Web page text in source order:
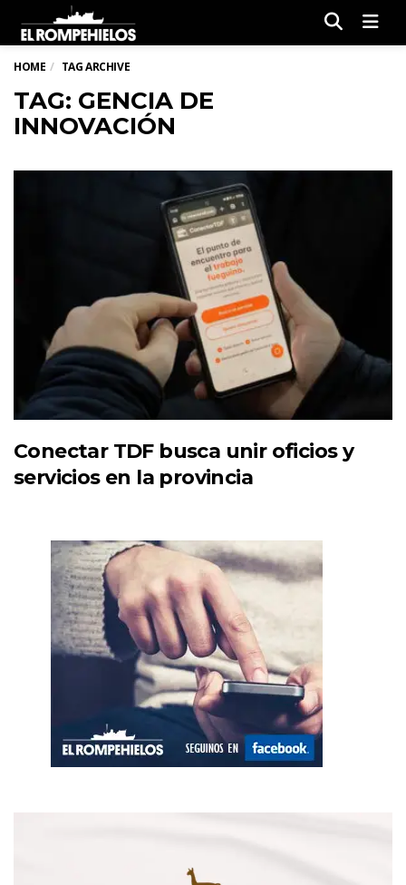
HOME TAG ARCHIVE
TAG: GENCIA DE
INNOVACIÓN
Conectar TDF busca unir oficios y
servicios en la provincia